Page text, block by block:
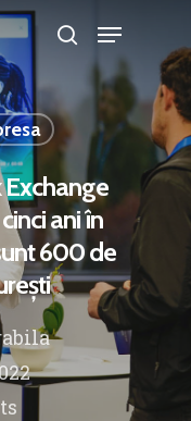
to close
ani în
600 de